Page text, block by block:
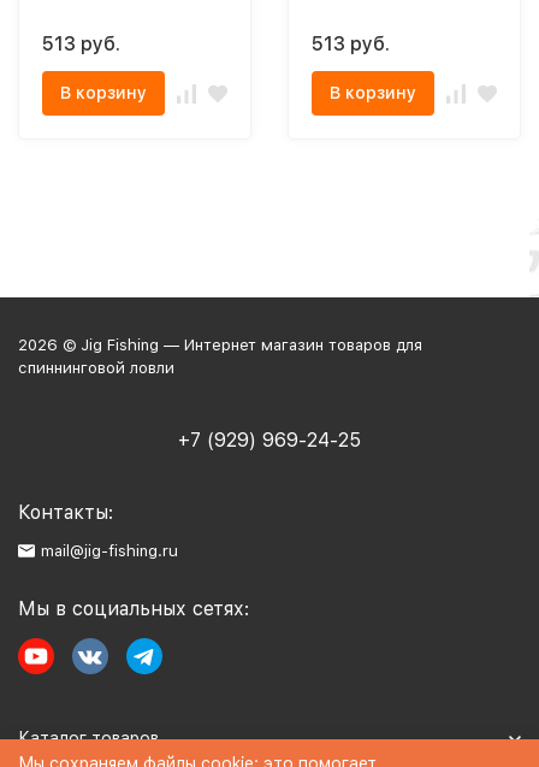
513 руб.
В корзину
513 руб.
В корзину
2026 © Jig Fishing — Интернет магазин товаров для
спиннинговой ловли
+7 (929) 969-24-25
Контакты:
mail@jig-fishing.ru
Мы в социальных сетях:
Каталог товаров